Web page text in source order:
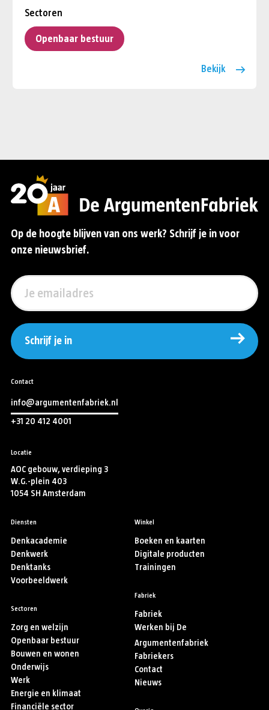
Sectoren
Openbaar bestuur
Bekijk
Op de hoogte blijven van ons werk? Schrijf je in voor
onze nieuwsbrief.
Schrijf je in
Contact
info@argumentenfabriek.nl
+31 20 412 4001
Locatie
AOC gebouw, verdieping 3
W.G.-plein 403
1054 SH Amsterdam
Diensten
Denkacademie
Denkwerk
Denktanks
Voorbeeldwerk
Sectoren
Zorg en welzijn
Openbaar bestuur
Bouwen en wonen
Onderwijs
Werk
Energie en klimaat
Financiële sector
Winkel
Boeken en kaarten
Digitale producten
Trainingen
Fabriek
Fabriek
Werken bij De
Argumentenfabriek
Fabriekers
Contact
Nieuws